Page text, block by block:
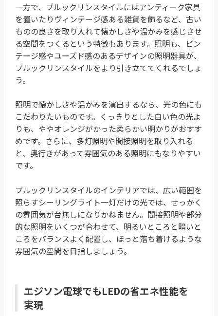
一方で、ブルックリンスタイルにはアンティーク家具
を置いたりヴィンテージ感ある雑貨を飾るなど、古い
ものの良さを取り入れて懐かしさや温かみを感じさせ
る空間をつくるという特徴もあります。照明も、ビン
テージ感やユーズド感のあるデザインの照明器具が、
ブルックリンスタイルをより引き立ててくれるでしょ
う。
照明で懐かしさや温かみを演出するなら、光の色にも
こだわりたいものです。くっきりとした白い色の光よ
りも、ややオレンジがかった柔らかい明かりがおすす
めです。さらに、多灯照明や間接照明を取り入れる
と、奥行きがあって雰囲気のある照明にもなりやすい
です。
ブルックリンスタイルのインテリアでは、広い範囲を
照らすシーリングライト一灯だけの光では、せっかく
の雰囲気が台無しになりかねません。間接照明や部分
的な照明をいくつが合わせて、明るいところと暗いと
ころをバランスよく配置し、ほっと落ち着けるような
雰囲気の空間を目指しましょう。
エジソン電球でもLEDの省エネ性能を
実現